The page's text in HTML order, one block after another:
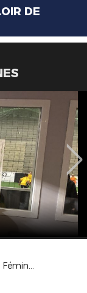
DE
Journée de Rentrée des Féminines